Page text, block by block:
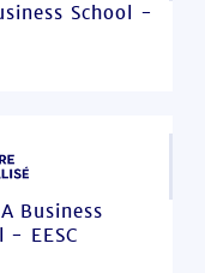
School -
Business
- EESC